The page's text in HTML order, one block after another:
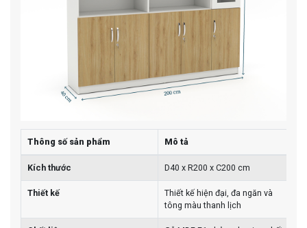
Thông số sản phẩm Mô tả
Kích thước D40 x R200 x C200 cm
Thiết kế
Thiết kế hiện đại, đa ngăn và
tông màu thanh lịch